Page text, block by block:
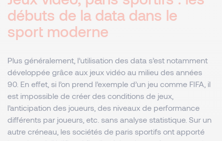
débuts de la data dans le
sport moderne
Plus généralement, l’utilisation des data s’est notamment
développée grâce aux jeux vidéo au milieu des années
90. En effet, si l’on prend l’exemple d’un jeu comme FIFA, il
est impossible de créer des conditions de jeux,
l’anticipation des joueurs, des niveaux de performance
différents par joueurs, etc. sans analyse statistique. Sur un
autre créneau, les sociétés de paris sportifs ont apporté